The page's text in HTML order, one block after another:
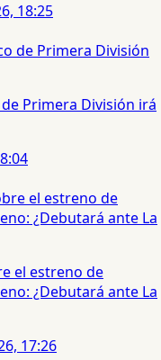
18:25
Primera División irá
el estreno de
¿Debutará ante La
17:26